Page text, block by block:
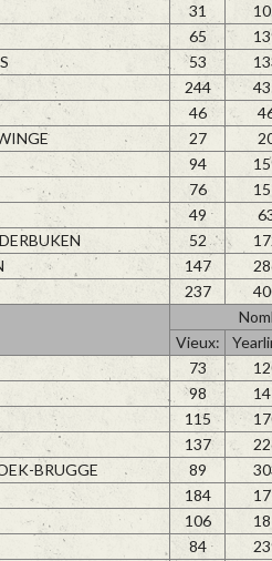
31
65
53
244
46
27
94
76
49
52
147
237
Vieux:
73
98
115
137
BRUGGE
89
184
106
84